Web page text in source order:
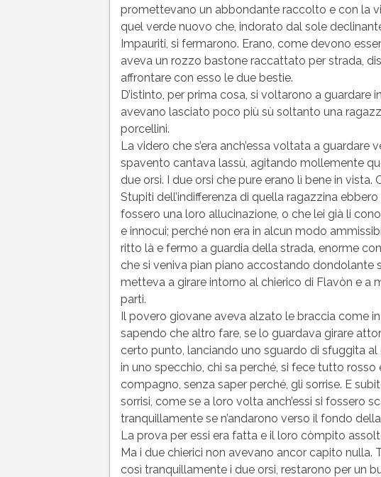
promettevano un abbondante raccolto e con la
quel verde nuovo che, indorato dal sole
Impauriti, si fermarono. Erano, come devono
aveva un rozzo bastone raccattato per strada,
affrontare con esso le due bestie.
D’istinto, per prima cosa, si voltarono a guardare
avevano lasciato poco più sù soltanto una
porcellini.
La videro che s’era anch’essa voltata a
spavento cantava lassù, agitando mollemente
due orsi. I due orsi che pure erano lì bene in vista.
Stupiti dell’indifferenza di quella ragazzina
fossero una loro allucinazione, o che lei già li
e innocui; perché non era in alcun modo
ritto là e fermo a guardia della strada, enorme
che si veniva pian piano accostando dondolante
metteva a girare intorno al chierico di Flavòn e a
parti.
Il povero giovane aveva alzato le braccia come
sapendo che altro fare, se lo guardava girare
certo punto, lanciando uno sguardo di sfuggita
in uno specchio, chi sa perché, si fece tutto rosso
compagno, senza saper perché, gli sorrise. E
sorrisi, come se a loro volta anch’essi si fossero
tranquillamente se n’andarono verso il fondo
La prova per essi era fatta e il loro còmpito
Ma i due chierici non avevano ancor capito nulla.
così tranquillamente i due orsi, restarono per un